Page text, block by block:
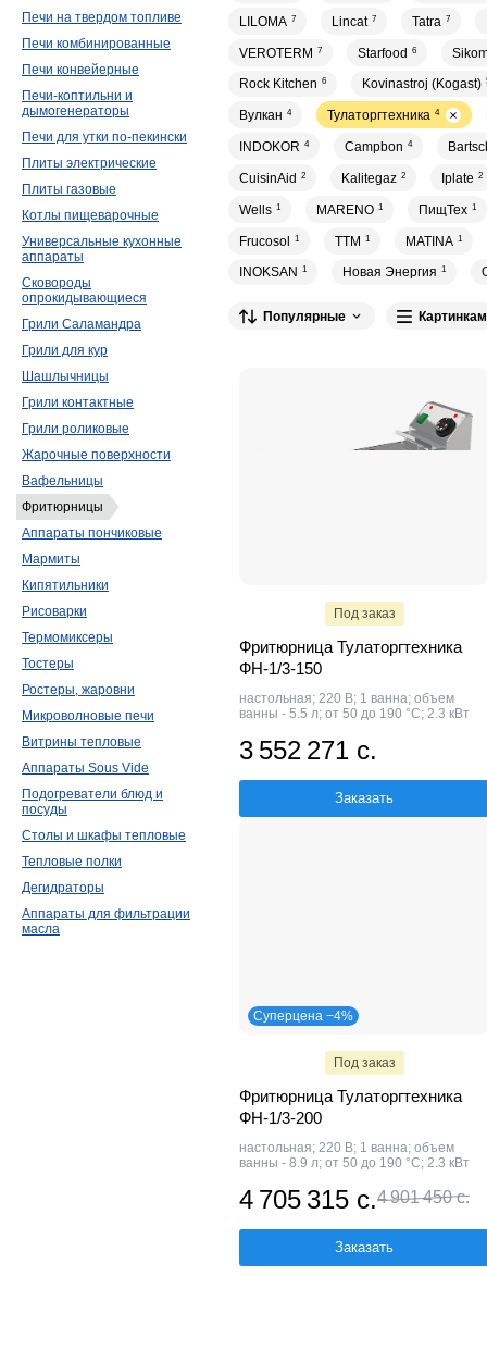
LILOMA 7 Lincat 7 Tatra 7
VEROTERM 7 Starfood 6
Rock Kitchen 6 Kovinastroj (Kogast)
Вулкан 4 Тулаторгтехника 4
INDOKOR 4 Campbon 4
CuisinAid 2 Kalitegaz 2 Iplate 2
Wells 1 MARENO 1 ПищТех 1
Frucosol 1 ТТМ 1 MATINA 1
INOKSAN 1 Новая Энергия 1
Популярные
Под заказ
Фритюрница Тулаторгтехника
ФН-1/3-150
настольная; 220 В; 1 ванна; объем
ванны - 5.5 л; от 50 до 190 °С; 2.3 кВт
3 552 271 с.
Заказать
Суперцена −4%
Под заказ
Фритюрница Тулаторгтехника
ФН-1/3-200
настольная; 220 В; 1 ванна; объем
ванны - 8.9 л; от 50 до 190 °С; 2.3 кВт
4 705 315 с.4 901 450 с.
Заказать
Печи на твердом топливе
Печи комбинированные
Печи конвейерные
Печи-коптильни и
дымогенераторы
Печи для утки по-пекински
Плиты электрические
Плиты газовые
Котлы пищеварочные
Универсальные кухонные
аппараты
Сковороды
опрокидывающиеся
Грили Саламандра
Грили для кур
Шашлычницы
Грили контактные
Грили роликовые
Жарочные поверхности
Вафельницы
Фритюрницы
Аппараты пончиковые
Мармиты
Кипятильники
Рисоварки
Термомиксеры
Тостеры
Ростеры, жаровни
Микроволновые печи
Витрины тепловые
Аппараты Sous Vide
Подогреватели блюд и
посуды
Столы и шкафы тепловые
Тепловые полки
Дегидраторы
Аппараты для фильтрации
масла